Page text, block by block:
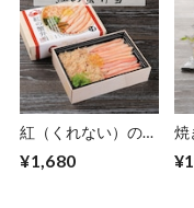
紅（くれない）の蟹
¥1,680
焼